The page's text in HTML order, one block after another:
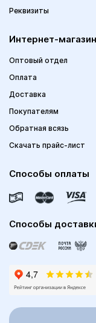
Реквизиты
Интернет-магазин
Оптовый отдел
Оплата
Доставка
Покупателям
Обратная всязь
Скачать прайс-лист
Способы оплаты
Способы